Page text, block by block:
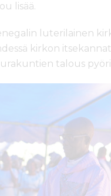
lisää.
luterilainen
kirkon
talous